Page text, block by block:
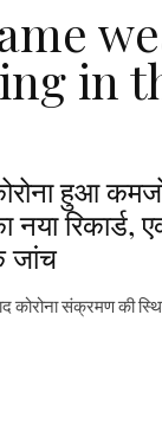
in
हुआ
नया रिकार्ड,
जांच
कोरोना संक्रमण की